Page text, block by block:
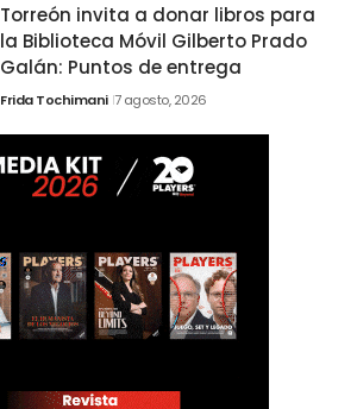
Torreón invita a donar libros para
la Biblioteca Móvil Gilberto Prado
Galán: Puntos de entrega
Frida Tochimani 7 agosto, 2026